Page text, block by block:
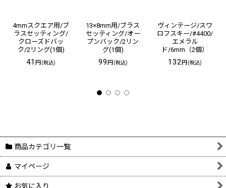
4mmスクエア用/ブ
ラスセッティング/
クローズドバッ
ク/2リング(1個)
41円 (税込)
13×8mm用/ブラス
セッティング/オー
プンバック/2リン
グ(1個)
99 円 (税込)
ヴィンテージ/スワ
ロフスキー/#4400/
エメラル
ド/6mm（2個）
132円 (税込)
商品カテゴリ一覧
マイページ
お気に入り